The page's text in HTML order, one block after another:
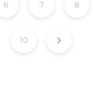
6 7 8
10